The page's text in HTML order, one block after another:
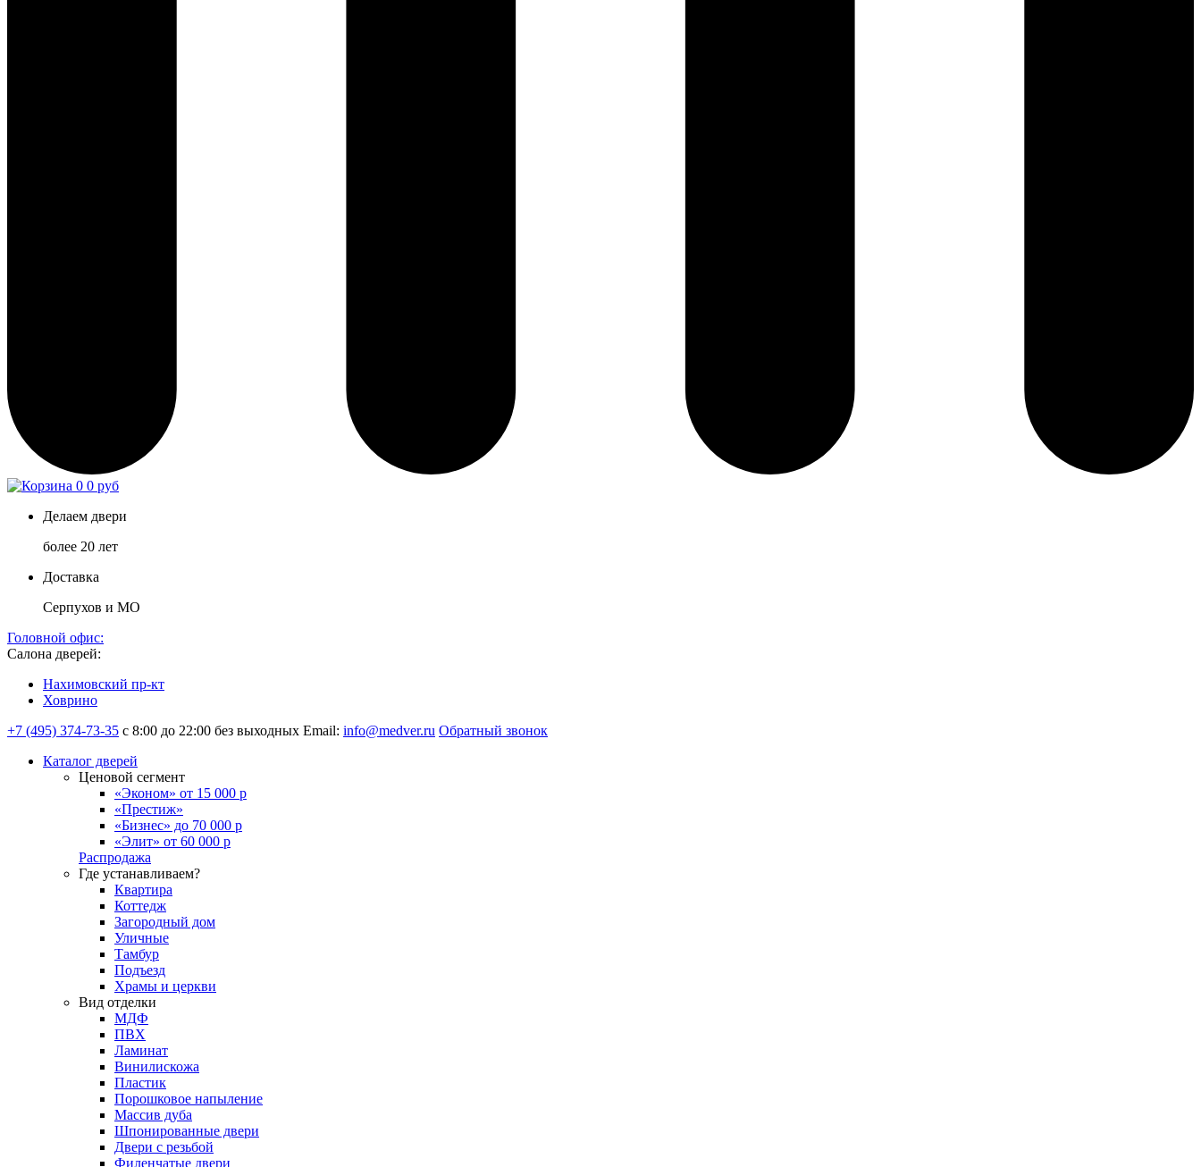
0 0 руб
Делаем двери
более 20 лет
Доставка
Серпухов и МО
Головной офис:
Салона дверей:
Нахимовский пр-кт
Ховрино
+7 (495) 374-73-35 с 8:00 до 22:00 без выходных Email: info@medver.ru Обратный звонок
Каталог дверей
Ценовой сегмент
«Эконом» от 15 000 р
«Престиж»
«Бизнес» до 70 000 р
«Элит» от 60 000 р
Распродажа
Где устанавливаем?
Квартира
Коттедж
Загородный дом
Уличные
Тамбур
Подъезд
Храмы и церкви
Вид отделки
МДФ
ПВХ
Ламинат
Винилискожа
Пластик
Порошковое напыление
Массив дуба
Шпонированные двери
Двери с резьбой
Филенчатые двери